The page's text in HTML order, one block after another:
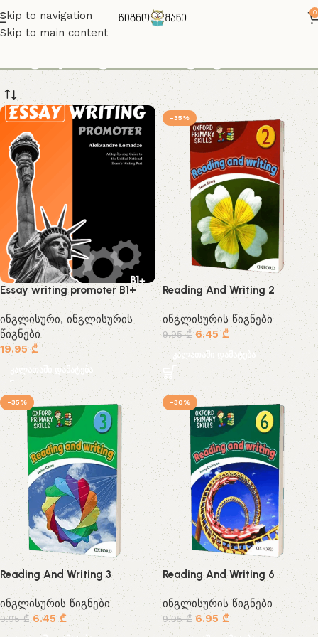
Skip to navigation
Skip to main content
0
Essay writing promoter B1+
ინგლისური,ინგლისურის
წიგნები
19.95₾
კალათაში დამატება
-35%
Reading And Writing 2
ინგლისურის წიგნები
9.95₾ 6.45₾
კალათაში დამატება
-35%
Reading And Writing 3
ინგლისურის წიგნები
9.95₾ 6.45₾
-30%
Reading And Writing 6
ინგლისურის წიგნები
9.95₾ 6.95 ₾